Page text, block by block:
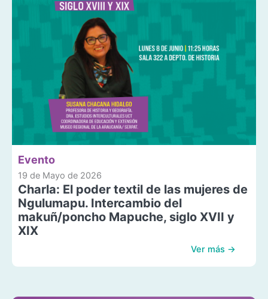
Evento
19 de Mayo de 2026
Charla: El poder textil de las mujeres de
Ngulumapu. Intercambio del
makuñ/poncho Mapuche, siglo XVII y
XIX
Ver más →